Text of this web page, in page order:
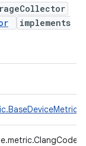
implements